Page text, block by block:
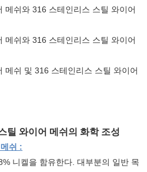
메쉬와 316 스테인리스 스틸 와이어
메쉬와 316 스테인리스 스틸 와이어
메쉬 및 316 스테인리스 스틸 와이어
틸 와이어 메쉬의 화학 조성
쉬 :
니켈을 함유한다. 대부분의 일반 목